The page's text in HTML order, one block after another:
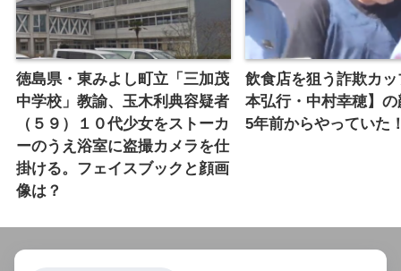
徳島県・東みよし町立「三加茂
中学校」教諭、玉木利典容疑者
（５９）１０代少女をストーカ
ーのうえ浴室に盗撮カメラを仕
掛ける。フェイスブックと顔画
像は？
飲食店を狙う詐欺カ
本弘行・中村幸穂】
5年前からやっていた